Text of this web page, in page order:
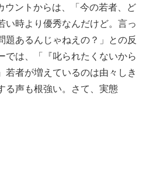
ントからは、「今の若者、ど
い時より優秀なんだけど。言っ
題あるんじゃねえの？」との反
では、「『叱られたくないから
若者が増えているのは由々しき
る声も根強い。さて、実態